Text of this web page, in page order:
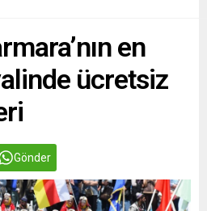
en
ücretsiz
Gönder